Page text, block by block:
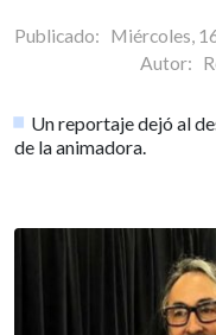
Publicado: Miércoles,
Autor:
Un reportaje dejó al
de la animadora.